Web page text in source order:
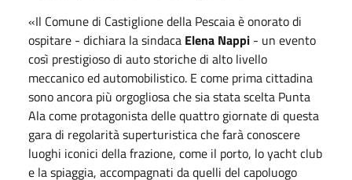
«Il Comune di Castiglione della Pescaia è onorato di
ospitare - dichiara la sindaca Elena Nappi - un evento
così prestigioso di auto storiche di alto livello
meccanico ed automobilistico. E come prima cittadina
sono ancora più orgogliosa che sia stata scelta Punta
Ala come protagonista delle quattro giornate di questa
gara di regolarità superturistica che farà conoscere
luoghi iconici della frazione, come il porto, lo yacht club
e la spiaggia, accompagnati da quelli del capoluogo